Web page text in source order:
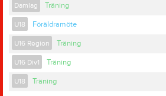
Damlag Träning
U18 Föräldramöte
U16 Region Träning
U16 Div1 Träning
U18 Träning